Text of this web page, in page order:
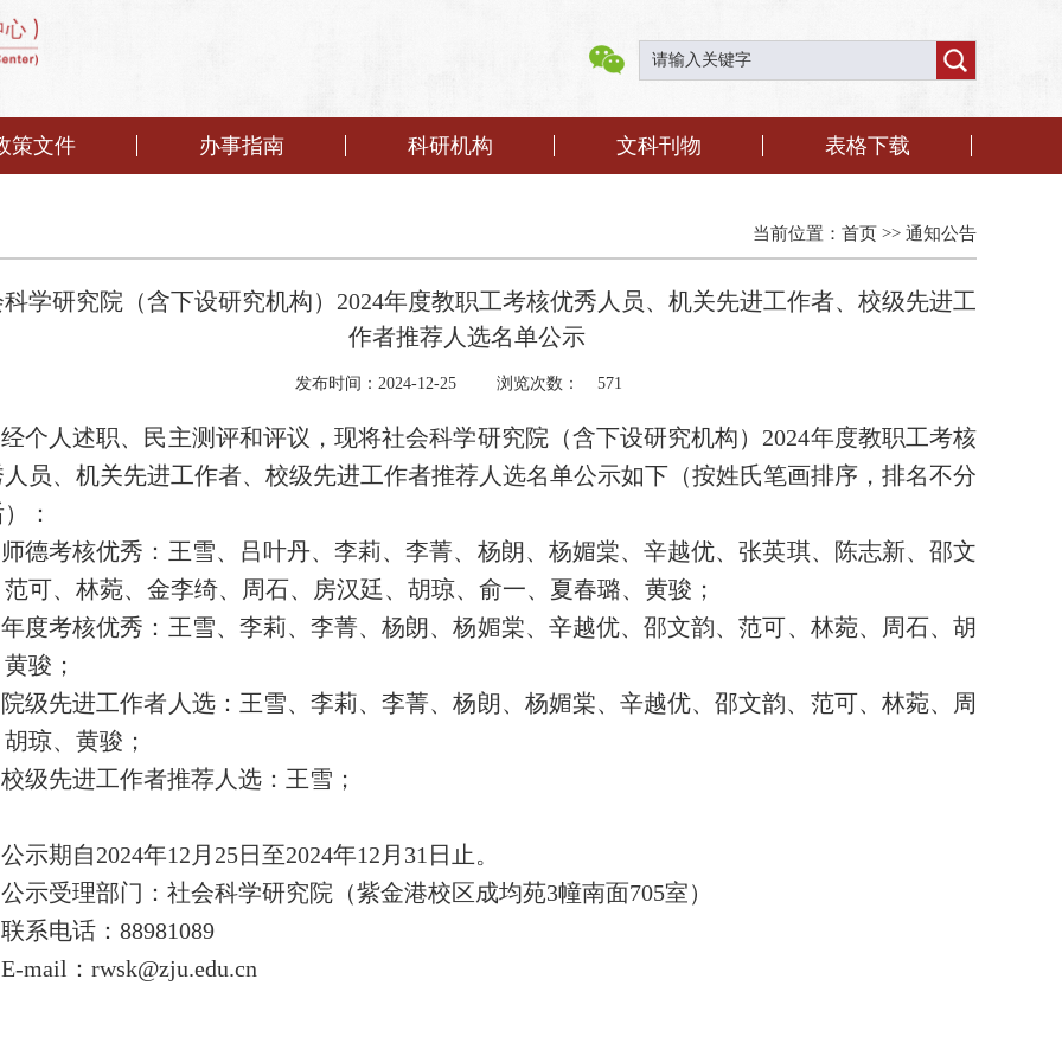
策文件 办事指南 科研机构 文科刊物 表格下载
当前位置： 首页 >> 通知公告
学研究院（含下设研究机构）2024年度教职工考核优秀人员、机关先进工作者、校级先进工
作者推荐人选名单公示
发布时间：2024-12-25 浏览次数： 571
经个人述职、民主测评和评议，现将社会科学研究院（含下设研究机构） 2024年度教职工考核
员、机关先进工作者、校级先进工作者推荐人选名单公示如下（按姓氏笔画排序，排名不分
：
师德考核优秀： 王雪、吕叶丹、李莉、李菁、杨朗、 杨媚棠、辛越优、张英琪、 陈志新、邵文
范可、 林菀、金李绮、周石、 房汉廷、胡琼、俞一、夏春璐、黄骏；
年度考核优秀：王雪、 李莉、 李菁、杨朗、杨媚棠、 辛越优、邵文韵、范可、 林菀、 周石、胡
黄骏；
院级先进工作者人选： 王雪、 李莉、李菁、杨朗、杨媚棠、辛越优、邵文韵、 范可、林菀、 周
胡琼、 黄骏 ；
校级先进工作者推荐人选：王雪；
公示期自2024年12月25日至2024年12月31日止。
公示受理部门：社会科学研究院（紫金港校区成均苑3幢南面705室）
联系电话： 88981089
E-mail：rwsk@zju.edu.cn